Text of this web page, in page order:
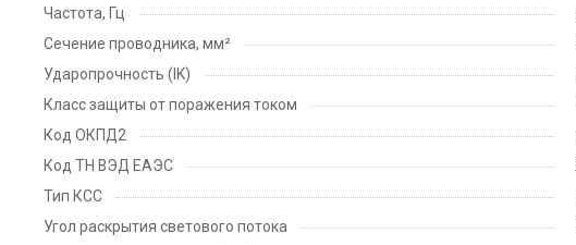
Частота, Гц
Сечение проводника, мм²
Ударопрочность (IK)
Класс защиты от поражения током
Код ОКПД2
Код ТН ВЭД ЕАЭС
Тип КСС
Угол раскрытия светового потока